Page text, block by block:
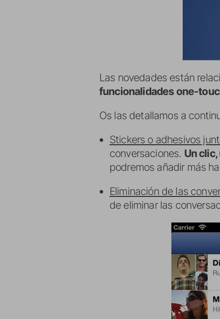
Las novedades están
funcionalidades one-
Os las detallamos a
Stickers o adhesivos
conversaciones. Un
podremos añadir más
Eliminación de las
de eliminar las